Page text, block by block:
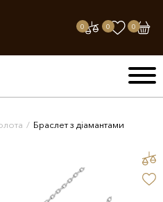
0 0 0
/ Браслет з діамантами